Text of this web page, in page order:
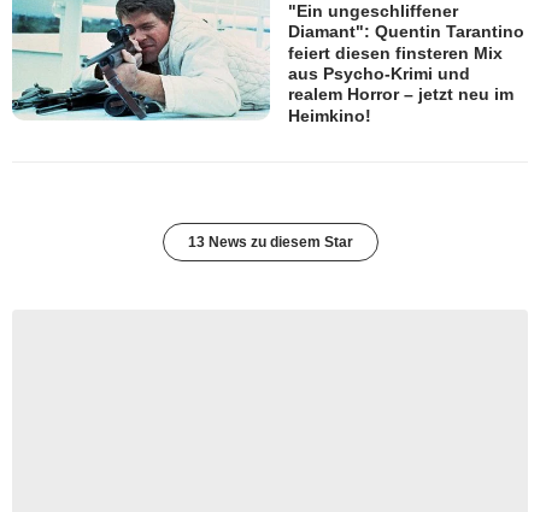
"Ein ungeschliffener
Diamant": Quentin Tarantino
feiert diesen finsteren Mix
aus Psycho-Krimi und
realem Horror – jetzt neu im
Heimkino!
13 News zu diesem Star